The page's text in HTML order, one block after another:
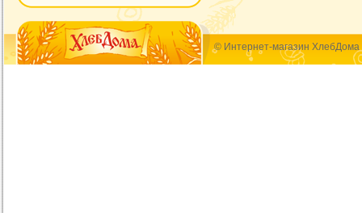
© Интернет-магазин ХлебДома